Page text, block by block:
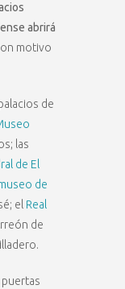
abrirá
motivo
de
las
de El
de
el Real
de